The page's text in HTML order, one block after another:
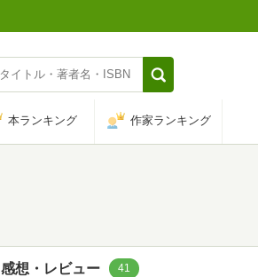
本ランキング 作家ランキング
感想・レビュー 41